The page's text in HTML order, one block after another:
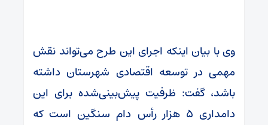
وی با بیان اینکه اجرای این طرح می‌تواند نقش
مهمی در توسعه اقتصادی شهرستان داشته
باشد، گفت: ظرفیت پیش‌بینی‌شده برای این
دامداری ۵ هزار رأس دام سنگین است که